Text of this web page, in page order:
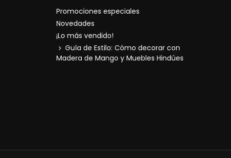
Promociones especiales
Novedades
¡Lo más vendido!
Guía de Estilo: Cómo decorar con
Madera de Mango y Muebles Hindúes